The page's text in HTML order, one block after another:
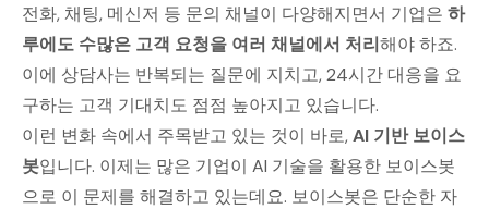
전화, 채팅, 메신저 등 문의 채널이 다양해지면서 기업은 하
루에도 수많은 고객 요청을 여러 채널에서 처리해야 하죠.
이에 상담사는 반복되는 질문에 지치고, 24시간 대응을 요
구하는 고객 기대치도 점점 높아지고 있습니다.
이런 변화 속에서 주목받고 있는 것이 바로,AI 기반 보이스
봇입니다. 이제는 많은 기업이 AI 기술을 활용한 보이스봇
으로 이 문제를 해결하고 있는데요. 보이스봇은 단순한 자